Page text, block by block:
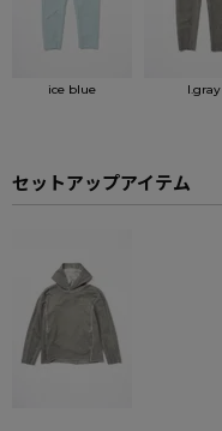
ice blue l.gray
セットアップアイテム